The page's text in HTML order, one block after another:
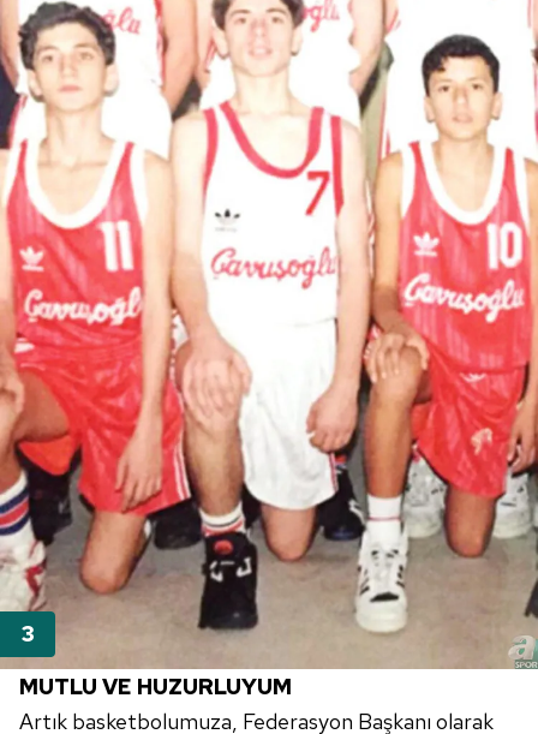
MUTLU VE HUZURLUYUM
Artık basketbolumuza, Federasyon Başkanı olarak